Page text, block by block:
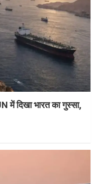
में दिखा भारत का गुस्सा,